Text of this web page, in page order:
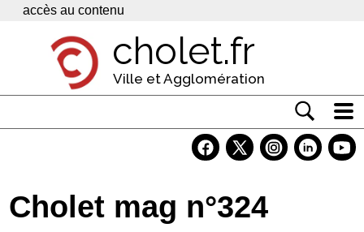
Panneau de gestion des cookies
accès au contenu
cholet.fr
Ville et Agglomération
Economie
Cholet mag n°324